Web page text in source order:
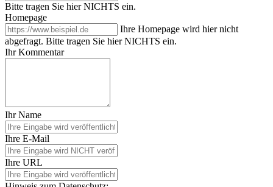
Bitte tragen Sie hier NICHTS ein.
Homepage
Ihre Homepage wird hier nicht
abgefragt. Bitte tragen Sie hier NICHTS ein.
Ihr Kommentar
Ihr Name
Ihre E-Mail
Ihre URL